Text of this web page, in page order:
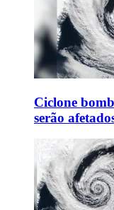
Ciclone
serão